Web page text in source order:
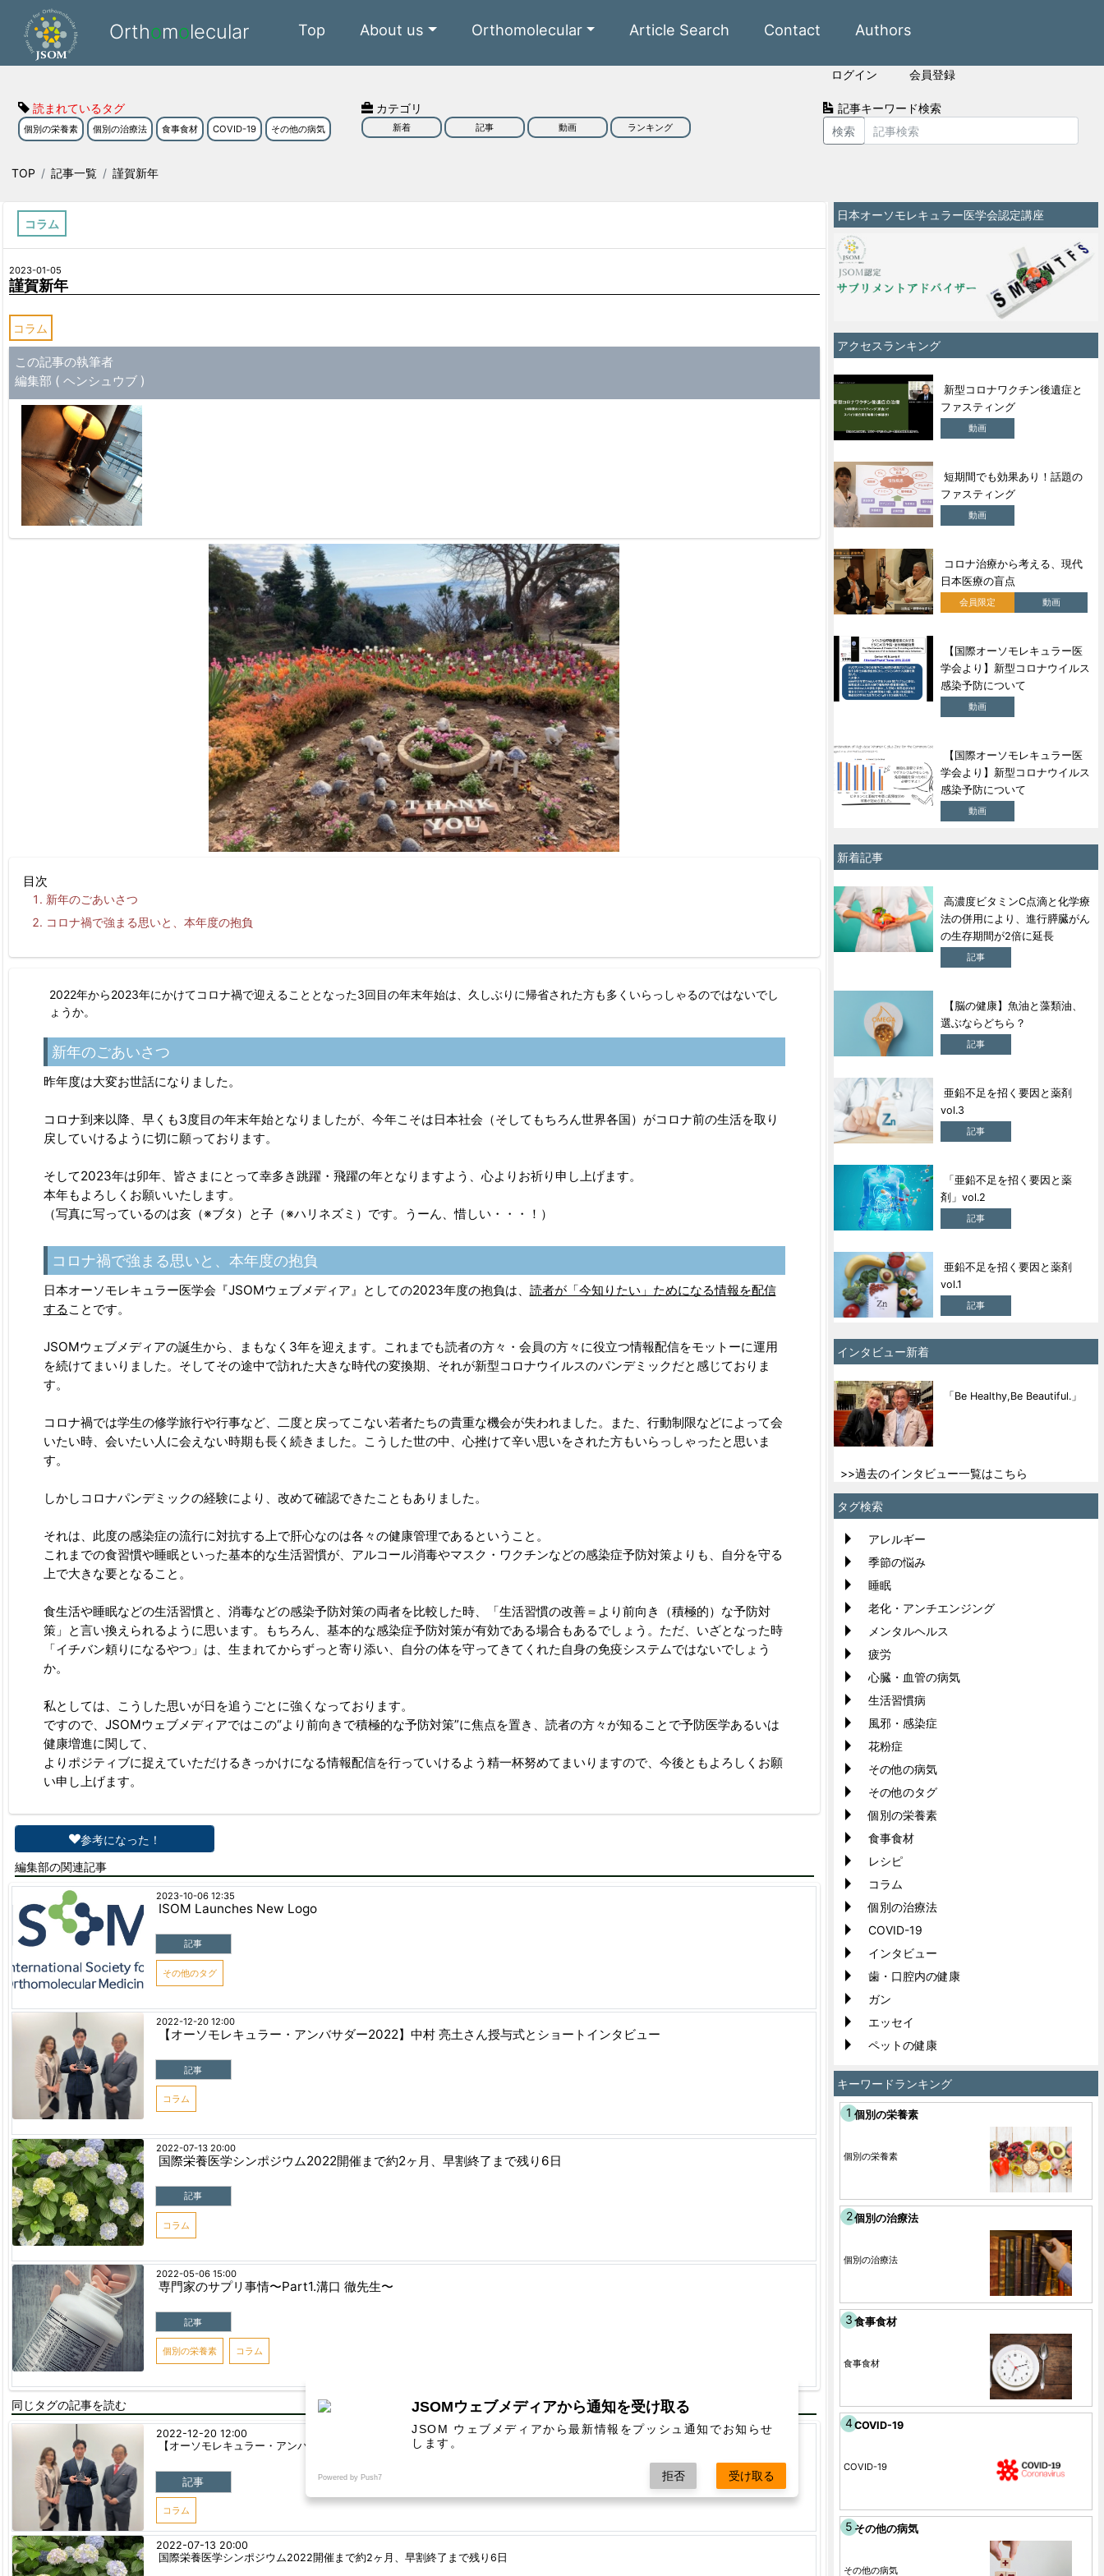
Orthomolecular Top About us Orthomolecular Article Search Contact Authors
ログイン 会員登録
読まれているタグ
個別の栄養素 個別の治療法 食事食材 COVID-19 その他の病気
カテゴリ
新着 記事 動画 ランキング
記事キーワード検索
検索
TOP 記事一覧 謹賀新年
コラム
2023-01-05
謹賀新年
コラム
この記事の執筆者
編集部 ( ヘンシュウブ )
目次
新年のごあいさつ
コロナ禍で強まる思いと、本年度の抱負
2022年から2023年にかけてコロナ禍で迎えることとなった3回目の年末年始は、久しぶりに帰省された方も多くいらっしゃるのではないでし
ょうか。
新年のごあいさつ
昨年度は大変お世話になりました。
コロナ到来以降、早くも3度目の年末年始となりましたが、今年こそは日本社会（そしてもちろん世界各国）がコロナ前の生活を取り
戻していけるように切に願っております。
そして2023年は卯年、皆さまにとって幸多き跳躍・飛躍の年となりますよう、心よりお祈り申し上げます。
本年もよろしくお願いいたします。
（写真に写っているのは亥（※ブタ）と子（※ハリネズミ）です。うーん、惜しい・・・！）
コロナ禍で強まる思いと、本年度の抱負
日本オーソモレキュラー医学会『JSOMウェブメディア』としての2023年度の抱負は、 読者が「今知りたい」ためになる情報を配信
する ことです。
JSOMウェブメディアの誕生から、まもなく3年を迎えます。これまでも読者の方々・会員の方々に役立つ情報配信をモットーに運用
を続けてまいりました。そしてその途中で訪れた大きな時代の変換期、それが新型コロナウイルスのパンデミックだと感じておりま
す。
コロナ禍では学生の修学旅行や行事など、二度と戻ってこない若者たちの貴重な機会が失われました。また、行動制限などによって会
いたい時、会いたい人に会えない時期も長く続きました。こうした世の中、心挫けて辛い思いをされた方もいらっしゃったと思いま
す。
しかしコロナパンデミックの経験により、改めて確認できたこともありました。
それは、此度の感染症の流行に対抗する上で肝心なのは各々の健康管理であるということ。
これまでの食習慣や睡眠といった基本的な生活習慣が、アルコール消毒やマスク・ワクチンなどの感染症予防対策よりも、自分を守る
上で大きな要となること。
食生活や睡眠などの生活習慣と、消毒などの感染予防対策の両者を比較した時、「生活習慣の改善＝より前向き（積極的）な予防対
策」と言い換えられるように思います。もちろん、基本的な感染症予防対策が有効である場合もあるでしょう。ただ、いざとなった時
「イチバン頼りになるやつ」は、生まれてからずっと寄り添い、自分の体を守ってきてくれた自身の免疫システムではないでしょう
か。
私としては、こうした思いが日を追うごとに強くなっております。
ですので、JSOMウェブメディアではこの“より前向きで積極的な予防対策”に焦点を置き、読者の方々が知ることで予防医学あるいは
健康増進に関して、
よりポジティブに捉えていただけるきっかけになる情報配信を行っていけるよう精一杯努めてまいりますので、今後ともよろしくお願
い申し上げます。
参考になった！
編集部の関連記事
ISOM Launches New Logo
その他のタグ
記事
2023-10-06 12:35
【オーソモレキュラー・アンバサダー2022】中村 亮土さん授与式とショートインタビュー
コラム
記事
2022-12-20 12:00
国際栄養医学シンポジウム2022開催まで約2ヶ月、早割終了まで残り6日
コラム
記事
2022-07-13 20:00
専門家のサプリ事情〜Part1.溝口 徹先生〜
個別の栄養素 コラム
記事
2022-05-06 15:00
同じタグの記事を読む
【オーソモレキュラー・アンバサダー2022】中村 亮土さん授与式とショートインタビュー
コラム
記事
2022-12-20 12:00
国際栄養医学シンポジウム2022開催まで約2ヶ月、早割終了まで残り6日
2022-07-13 20:00
日本オーソモレキュラー医学会認定講座
アクセスランキング
新型コロナワクチン後遺症と
ファスティング
動画
短期間でも効果あり！話題の
ファスティング
動画
コロナ治療から考える、現代
日本医療の盲点
会員限定 動画
【国際オーソモレキュラー医
学会より】新型コロナウイルス
感染予防について
動画
【国際オーソモレキュラー医
学会より】新型コロナウイルス
感染予防について
動画
新着記事
高濃度ビタミンC点滴と化学療
法の併用により、進行膵臓がん
の生存期間が2倍に延長
記事
【脳の健康】魚油と藻類油、
選ぶならどちら？
記事
亜鉛不足を招く要因と薬剤
vol.3
記事
「亜鉛不足を招く要因と薬
剤」vol.2
記事
亜鉛不足を招く要因と薬剤
vol.1
記事
インタビュー新着
「Be Healthy,Be Beautiful.」
>>過去のインタビュー一覧はこちら
タグ検索
アレルギー
季節の悩み
睡眠
老化・アンチエンジング
メンタルヘルス
疲労
心臓・血管の病気
生活習慣病
風邪・感染症
花粉症
その他の病気
その他のタグ
個別の栄養素
食事食材
レシピ
コラム
個別の治療法
COVID-19
インタビュー
歯・口腔内の健康
ガン
エッセイ
ペットの健康
キーワードランキング
個別の栄養素
個別の栄養素
個別の治療法
個別の治療法
食事食材
食事食材
COVID-19
COVID-19
その他の病気
その他の病気
JSOMウェブメディアから通知を受け取る
JSOM ウェブメディアから最新情報をプッシュ通知でお知らせ
します。
Powered by Push7 拒否 受け取る